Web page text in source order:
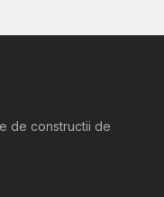
de constructii de